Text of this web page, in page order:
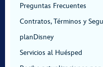
Preguntas Frecuentes
Contratos, Términos y
planDisney
Servicios al Huésped